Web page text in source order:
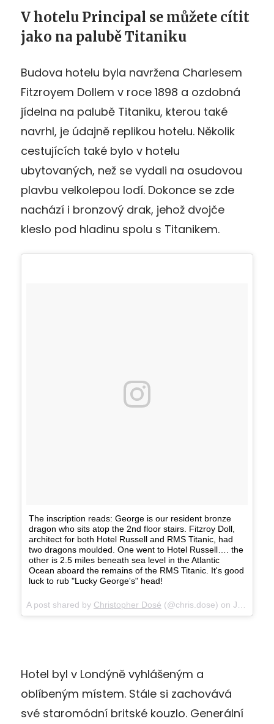
V hotelu Principal se můžete cítit
jako na palubě Titaniku
Budova hotelu byla navržena Charlesem
Fitzroyem Dollem v roce 1898 a ozdobná
jídelna na palubě Titaniku, kterou také
navrhl, je údajně replikou hotelu. Několik
cestujících také bylo v hotelu
ubytovaných, než se vydali na osudovou
plavbu velkolepou lodí. Dokonce se zde
nachází i bronzový drak, jehož dvojče
kleslo pod hladinu spolu s Titanikem.
The inscription reads: George is our resident bronze
dragon who sits atop the 2nd floor stairs. Fitzroy Doll,
architect for both Hotel Russell and RMS Titanic, had
two dragons moulded. One went to Hotel Russell…. the
other is 2.5 miles beneath sea level in the Atlantic
Ocean aboard the remains of the RMS Titanic. It's good
luck to rub "Lucky George's" head!
A post shared by Christopher Dosé (@chris.dose) on Jun 28, 2016 at 3:38am PDT
Hotel byl v Londýně vyhlášeným a
oblíbeným místem. Stále si zachovává
své staromódní britské kouzlo. Generální